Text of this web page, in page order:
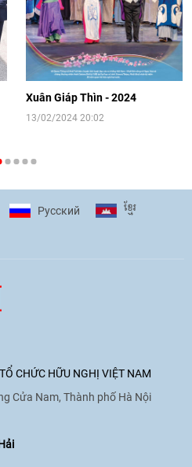
Đối ngoại nhân dân Thủ đô
tới kết nối hiệu quả nguồn lực
Việt Nam ở nước ngoài
thanh thiếu nhi tiên phong ứng
biến đổi khí hậu
Lào dành ưu tiên hàng đầu cho
với Việt Nam
Doanh nghiệp Hoa Kỳ hỗ trợ
xác định danh tính người mất
chiến tranh
Xuân Giáp Thìn - 2024
13/02/2024 20:02
Pусский ខ្មែរ
CHỨC HỮU NGHỊ VIỆT NAM
Cửa Nam, Thành phố Hà Nội